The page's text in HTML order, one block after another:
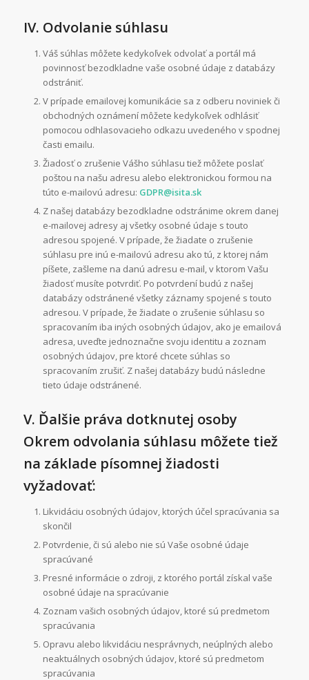
IV. Odvolanie súhlasu
Váš súhlas môžete kedykoľvek odvolať a portál má
povinnosť bezodkladne vaše osobné údaje z databázy
odstrániť.
V prípade emailovej komunikácie sa z odberu noviniek či
obchodných oznámení môžete kedykoľvek odhlásiť
pomocou odhlasovacieho odkazu uvedeného v spodnej
časti emailu.
Žiadosť o zrušenie Vášho súhlasu tiež môžete poslať
poštou na našu adresu alebo elektronickou formou na
túto e-mailovú adresu: GDPR@isita.sk
Z našej databázy bezodkladne odstránime okrem danej
e-mailovej adresy aj všetky osobné údaje s touto
adresou spojené. V prípade, že žiadate o zrušenie
súhlasu pre inú e-mailovú adresu ako tú, z ktorej nám
píšete, zašleme na danú adresu e-mail, v ktorom Vašu
žiadosť musíte potvrdiť. Po potvrdení budú z našej
databázy odstránené všetky záznamy spojené s touto
adresou. V prípade, že žiadate o zrušenie súhlasu so
spracovaním iba iných osobných údajov, ako je emailová
adresa, uveďte jednoznačne svoju identitu a zoznam
osobných údajov, pre ktoré chcete súhlas so
spracovaním zrušiť. Z našej databázy budú následne
tieto údaje odstránené.
V. Ďalšie práva dotknutej osoby
Okrem odvolania súhlasu môžete tiež
na základe písomnej žiadosti
vyžadovať:
Likvidáciu osobných údajov, ktorých účel spracúvania sa
skončil
Potvrdenie, či sú alebo nie sú Vaše osobné údaje
spracúvané
Presné informácie o zdroji, z ktorého portál získal vaše
osobné údaje na spracúvanie
Zoznam vašich osobných údajov, ktoré sú predmetom
spracúvania
Opravu alebo likvidáciu nesprávnych, neúplných alebo
neaktuálnych osobných údajov, ktoré sú predmetom
spracúvania